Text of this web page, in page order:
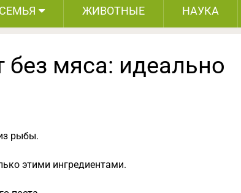
СЕМЬЯ ЖИВОТНЫЕ НАУКА
без мяса: идеально
рыбы.
этими ингредиентами.